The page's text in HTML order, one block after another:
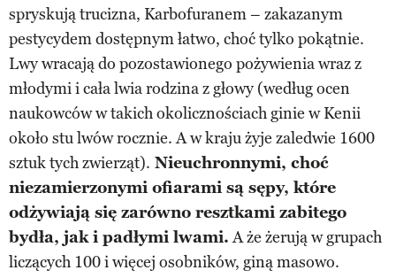
spryskują trucizna, Karbofuranem – zakazanym
pestycydem dostępnym łatwo, choć tylko pokątnie.
Lwy wracają do pozostawionego pożywienia wraz z
młodymi i cała lwia rodzina z głowy (według ocen
naukowców w takich okolicznościach ginie w Kenii
około stu lwów rocznie. A w kraju żyje zaledwie 1600
sztuk tych zwierząt). Nieuchronnymi, choć
niezamierzonymi ofiarami są sępy, które
odżywiają się zarówno resztkami zabitego
bydła, jak i padłymi lwami.A że żerują w grupach
liczących 100 i więcej osobników, giną masowo.